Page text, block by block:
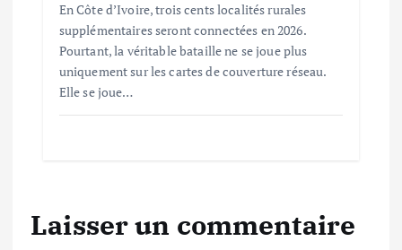
En Côte d’Ivoire, trois cents localités rurales
supplémentaires seront connectées en 2026.
Pourtant, la véritable bataille ne se joue plus
uniquement sur les cartes de couverture réseau.
Elle se joue…
Laisser un commentaire